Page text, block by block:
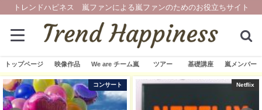
トレンドハピネス 嵐ファンによる嵐ファンのためのお役立ちサイト
トップページ 映像作品 We are チーム嵐 ツアー 基礎講座 嵐メンバー
コンサート Netflix